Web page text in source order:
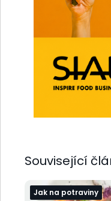
Související
Jak na potraviny